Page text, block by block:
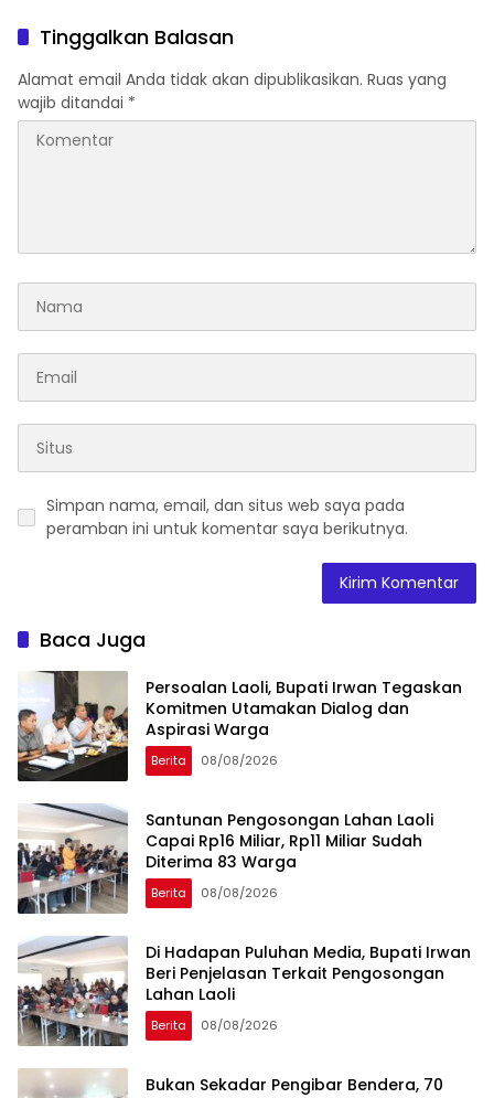
GawaiTinggalkan Balasan
Alamat email Anda tidak akan dipublikasikan. Ruas yang
wajib ditandai *
Simpan nama, email, dan situs web saya pada
peramban ini untuk komentar saya berikutnya.
Baca Juga
Persoalan Laoli, Bupati Irwan Tegaskan
Komitmen Utamakan Dialog dan
Aspirasi Warga
Berita 08/08/2026
Santunan Pengosongan Lahan Laoli
Capai Rp16 Miliar, Rp11 Miliar Sudah
Diterima 83 Warga
Berita 08/08/2026
Di Hadapan Puluhan Media, Bupati Irwan
Beri Penjelasan Terkait Pengosongan
Lahan Laoli
Berita 08/08/2026
‎Bukan Sekadar Pengibar Bendera, 70